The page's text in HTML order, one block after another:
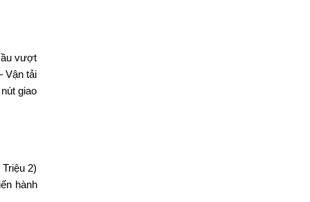
vượt
Vận tải
giao
2)
hành